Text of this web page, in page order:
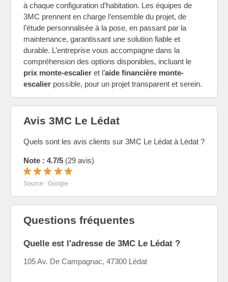
à chaque configuration d’habitation. Les équipes de
3MC prennent en charge l’ensemble du projet, de
l’étude personnalisée à la pose, en passant par la
maintenance, garantissant une solution fiable et
durable. L’entreprise vous accompagne dans la
compréhension des options disponibles, incluant le
prix monte-escalier et l’aide financière monte-
escalier possible, pour un projet transparent et serein.
Avis 3MC Le Lédat
Quels sont les avis clients sur 3MC Le Lédat à Lédat ?
Note : 4.7/5 (29 avis)
Source : Google
Questions fréquentes
Quelle est l'adresse de 3MC Le Lédat ?
105 Av. De Campagnac, 47300 Lédat